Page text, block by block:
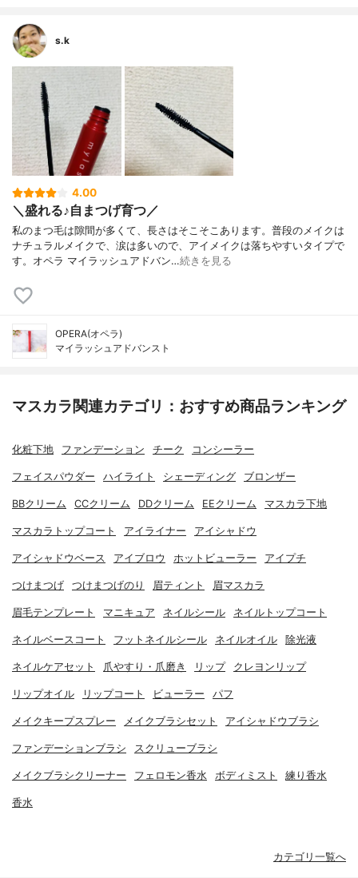
s.k
4.00
＼盛れる♪自まつげ育つ／
私のまつ毛は隙間が多くて、長さはそこそこあります。普段のメイクは
ナチュラルメイクで、涙は多いので、アイメイクは落ちやすいタイプで
す。オペラ マイラッシュアドバン…続きを見る
OPERA(オペラ)
マイラッシュアドバンスト
マスカラ関連カテゴリ：おすすめ商品ランキング
化粧下地 ファンデーション チーク コンシーラー
フェイスパウダー ハイライト シェーディング ブロンザー
BBクリーム CCクリーム DDクリーム EEクリーム マスカラ下地
マスカラトップコート アイライナー アイシャドウ
アイシャドウベース アイブロウ ホットビューラー アイプチ
つけまつげ つけまつげのり 眉ティント 眉マスカラ
眉毛テンプレート マニキュア ネイルシール ネイルトップコート
ネイルベースコート フットネイルシール ネイルオイル 除光液
ネイルケアセット 爪やすり・爪磨き リップ クレヨンリップ
リップオイル リップコート ビューラー パフ
メイクキープスプレー メイクブラシセット アイシャドウブラシ
ファンデーションブラシ スクリューブラシ
メイクブラシクリーナー フェロモン香水 ボディミスト 練り香水
香水
カテゴリ一覧へ